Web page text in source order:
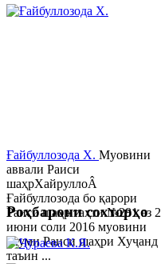
Ғайбуллозода Х. Муовини
аввали Раиси
шаҳрХайруллоÂ
Ғайбуллозода бо қарори
Раиси шаҳр таҳти №281 аз 2
июни соли 2016 муовини
якуми Раиси шаҳри Хуҷанд
таъин ...
Роҳбарони сохторҳо